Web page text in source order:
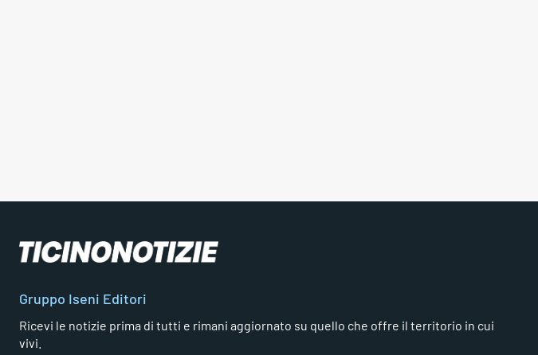
Gruppo Iseni Editori
Ricevi le notizie prima di tutti e rimani aggiornato su quello che offre il territorio in cui
vivi.